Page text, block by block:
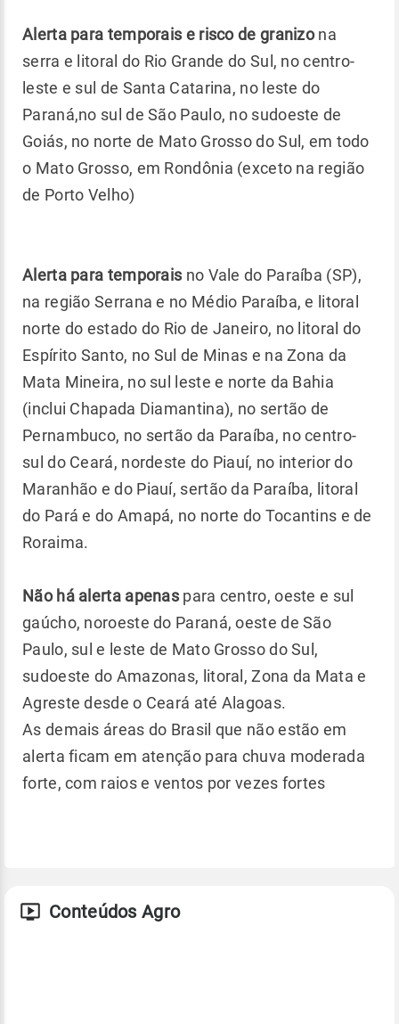
Alerta para temporais e risco de granizona
serra e litoral do Rio Grande do Sul, no centro-
leste e sul de Santa Catarina, no leste do
Paraná,no sul de São Paulo, no sudoeste de
Goiás, no norte de Mato Grosso do Sul, em todo
o Mato Grosso, em Rondônia (exceto na região
de Porto Velho)
Alerta para temporais no Vale do Paraíba (SP),
na região Serrana e no Médio Paraíba, e litoral
norte do estado do Rio de Janeiro, no litoral do
Espírito Santo, no Sul de Minas e na Zona da
Mata Mineira, no sul leste e norte da Bahia
(inclui Chapada Diamantina), no sertão de
Pernambuco, no sertão da Paraíba, no centro-
sul do Ceará, nordeste do Piauí, no interior do
Maranhão e do Piauí, sertão da Paraíba, litoral
do Pará e do Amapá, no norte do Tocantins e de
Roraima.
Não há alerta apenas para centro, oeste e sul
gaúcho, noroeste do Paraná, oeste de São
Paulo, sul e leste de Mato Grosso do Sul,
sudoeste do Amazonas, litoral, Zona da Mata e
Agreste desde o Ceará até Alagoas.
As demais áreas do Brasil que não estão em
alerta ficam em atenção para chuva moderada
forte, com raios e ventos por vezes fortes
Conteúdos Agro